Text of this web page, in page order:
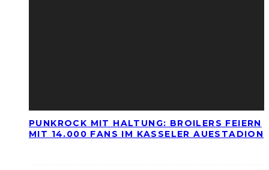
PUNKROCK MIT HALTUNG: BROILERS FEIERN
MIT 14.000 FANS IM KASSELER AUESTADION